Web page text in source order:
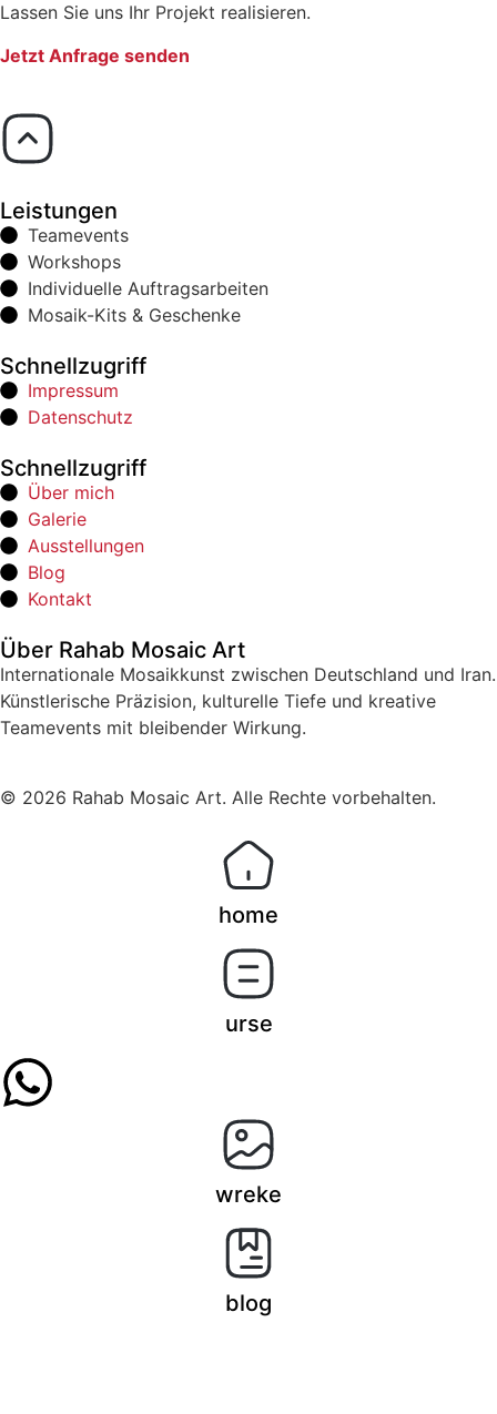
Lassen Sie uns Ihr Projekt realisieren.
Jetzt Anfrage senden
Leistungen
Teamevents
Workshops
Individuelle Auftragsarbeiten
Mosaik-Kits & Geschenke
Schnellzugriff
Impressum
Datenschutz
Schnellzugriff
Über mich
Galerie
Ausstellungen
Blog
Kontakt
Über Rahab Mosaic Art
Internationale Mosaikkunst zwischen Deutschland und Iran.
Künstlerische Präzision, kulturelle Tiefe und kreative
Teamevents mit bleibender Wirkung.
© 2026 Rahab Mosaic Art. Alle Rechte vorbehalten.
home
urse
wreke
blog